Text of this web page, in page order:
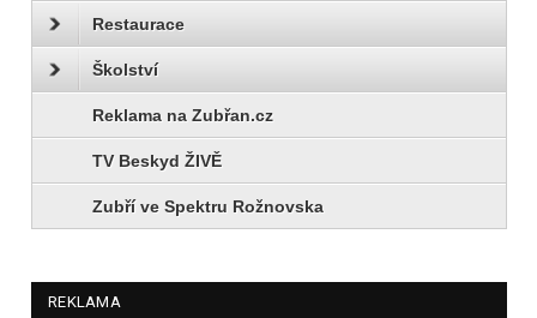
Restaurace
Školství
Reklama na Zubřan.cz
TV Beskyd ŽIVĚ
Zubří ve Spektru Rožnovska
REKLAMA